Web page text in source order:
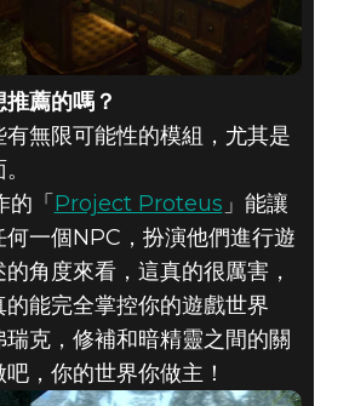
薦的嗎？
無限可能性的模組，尤其是
的「 Project Proteus 」能讓
一個NPC，扮演他們進行遊
角度來看，這真的很厲害，
的能完全掌控你的遊戲世界
克，修補和暗精靈之間的關
，你的世界你做主！